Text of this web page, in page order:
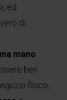
ed
di
mano
ben
fisico,